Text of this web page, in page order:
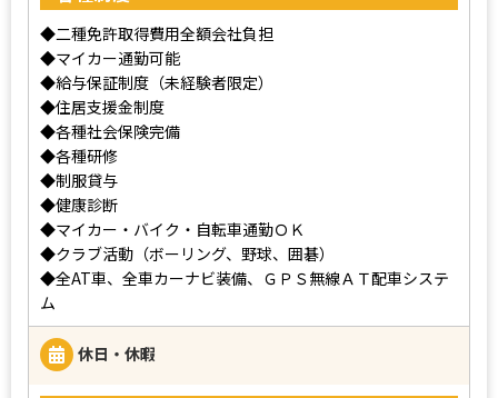
◆二種免許取得費用全額会社負担
◆マイカー通勤可能
◆給与保証制度（未経験者限定）
◆住居支援金制度
◆各種社会保険完備
◆各種研修
◆制服貸与
◆健康診断
◆マイカー・バイク・自転車通勤ＯＫ
◆クラブ活動（ボーリング、野球、囲碁）
◆全AT車、全車カーナビ装備、ＧＰＳ無線ＡＴ配車システ
ム
休日・休暇